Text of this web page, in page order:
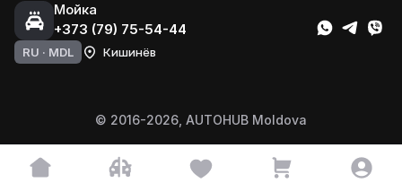
Мойка
+373 (79) 75-54-44
© 2016-2026, AUTOHUB Moldova
RU · MDL Кишинёв